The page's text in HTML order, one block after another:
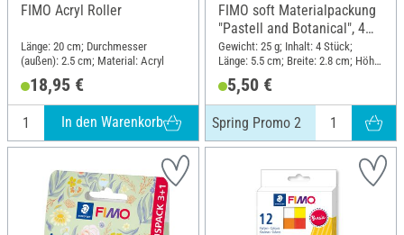
FIMO Acryl Roller
Länge: 20 cm; Durchmesser
(außen): 2.5 cm; Material: Acryl
18,95 €
In den Warenkorb
FIMO soft Materialpackung
"Pastell and Botanical", 4
Farben, Spring Promo 2
Gewicht: 25 g; Inhalt: 4 Stück;
Länge: 5.5 cm; Breite: 2.8 cm; Höhe:
5,50 €
Spring Promo 2